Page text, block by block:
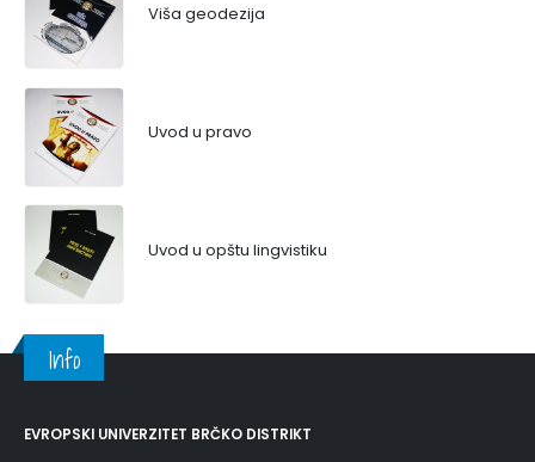
Viša geodezija
Uvod u pravo
Uvod u opštu lingvistiku
Info
EVROPSKI UNIVERZITET BRČKO DISTRIKT